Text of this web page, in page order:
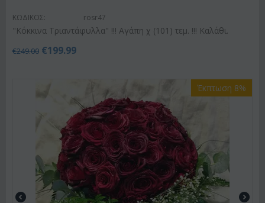
ΚΩΔΙΚΟΣ: rosr47
"Κόκκινα Τριαντάφυλλα" !!! Αγάπη χ (101) τεμ. !!! Καλάθι.
€249.00 €199.99
Έκπτωση 8%